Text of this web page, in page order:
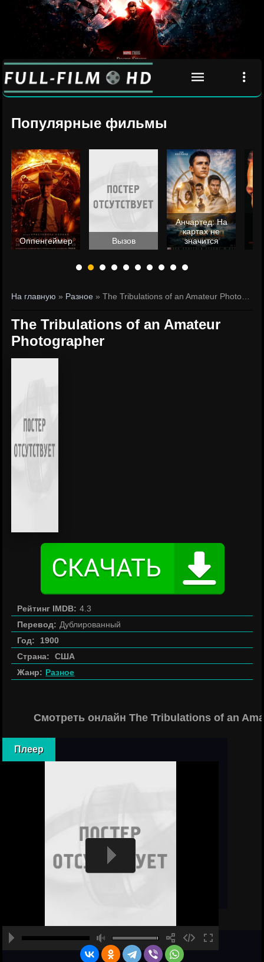
Популярные фильмы
Оппенгеймер Вызов
Анчартед: На
картах не
значится
На главную » Разное » The Tribulations of an Amateur Photographer
The Tribulations of an Amateur
Photographer
Рейтинг IMDB: 4.3
Перевод: Дублированный
Год:
1900
Страна:
США
Жанр: Разное
Смотреть онлайн The Tribulations of an
Плеер